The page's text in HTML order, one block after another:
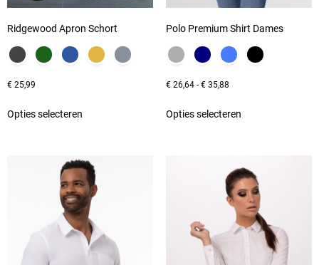
Ridgewood Apron Schort
€ 25,99
Opties selecteren
Polo Premium Shirt Dames
€26,64 - €35,88
Opties selecteren